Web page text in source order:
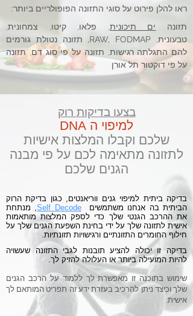
ראו להלן פירוט על סוגי התזונה הפופולריים ביותר:
תזונה ים תיכונית, פלאו, קיטו, צמחונית,
טבעונית,
RAW, FODMAP,
תזונה נטולת גורמים
להם התגלתה רגישות, תזונה על פי סוג דם, תזונה
על פי דוקטור תל אורן
.
בצעו בדיקות רוק
למיפוי ה DNA
שלכם וקבלו המלצות אישיות
לתזונה מתאימה לכם על פי מבנה
הגנים שלכם
בדיקה ביתית למיפוי גנים ווריאנטים, כגון בדיקת הרוק
הביתית בה אנחנו משתמשים
Self Decode, מנתחת
את ההרכב הגנטי שלך כדי לספק המלצות מותאמות
אישית לתזונה שלך על ידי בחינת השפעת הגנים שלך על
חילוף החומרים התזונתיים ורגישויות תזונתיות.
בדיקה זו יכולה להציע תובנות לגבי התזונה שעשויה
להיות המועילה ביותר או העלולה להזיק לך.
שימוש בתוכנה זו מאפשרת לך ללמוד על הרכב הגנים
שלך וכיצד ניתן להרכיב בעזרת ידע זה תפריט המותאם לך
אישית.